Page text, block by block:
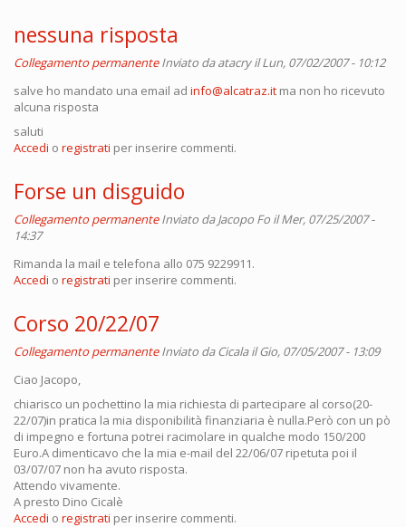
nessuna risposta
Collegamento permanente Inviato daatacryil Lun, 07/02/2007 - 10:12
salve ho mandato una email ad info@alcatraz.it ma non ho ricevuto
alcuna risposta
saluti
Accedi o registrati per inserire commenti.
Forse un disguido
Collegamento permanente Inviato daJacopo Fo il Mer, 07/25/2007 -
14:37
Rimanda la mail e telefona allo 075 9229911.
Accedi o registrati per inserire commenti.
Corso 20/22/07
Collegamento permanente Inviato daCicalail Gio, 07/05/2007 - 13:09
Ciao Jacopo,
chiarisco un pochettino la mia richiesta di partecipare al corso(20-
22/07)in pratica la mia disponibilità finanziaria è nulla.Però con un pò
di impegno e fortuna potrei racimolare in qualche modo 150/200
Euro.A dimenticavo che la mia e-mail del 22/06/07 ripetuta poi il
03/07/07 non ha avuto risposta.
Attendo vivamente.
A presto Dino Cicalè
Accedi o registrati per inserire commenti.